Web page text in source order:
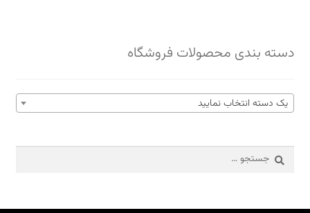
دسته بندی محصولات فروشگاه
یک دسته انتخاب نمایید
جستجو
برای: